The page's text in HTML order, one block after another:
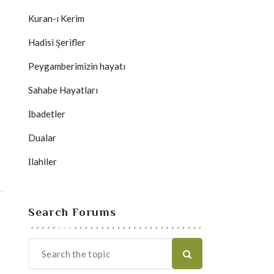
Kuran-ı Kerim
Hadisi Şerifler
Peygamberimizin hayatı
Sahabe Hayatları
İbadetler
Dualar
İlahiler
Search Forums